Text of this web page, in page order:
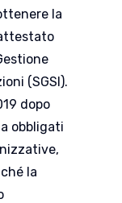
la
(SGSI).
dopo
obbligati
la